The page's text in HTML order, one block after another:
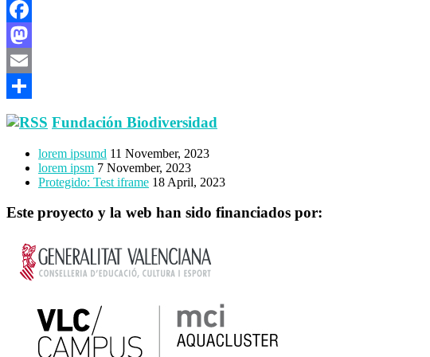
Facebook
Mastodon
Email
Share
Fundación Biodiversidad
lorem ipsumd 11 November, 2023
lorem ipsm 7 November, 2023
Protegido: Test iframe 18 April, 2023
Este proyecto y la web han sido financiados por: